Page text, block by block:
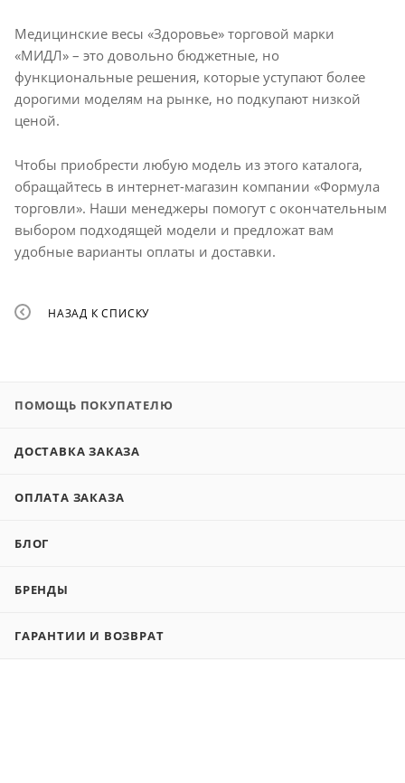
Медицинские весы «Здоровье» торговой марки
«МИДЛ» – это довольно бюджетные, но
функциональные решения, которые уступают более
дорогими моделям на рынке, но подкупают низкой
ценой.
Чтобы приобрести любую модель из этого каталога,
обращайтесь в интернет-магазин компании «Формула
торговли». Наши менеджеры помогут с окончательным
выбором подходящей модели и предложат вам
удобные варианты оплаты и доставки.
НАЗАД К СПИСКУ
ПОМОЩЬ ПОКУПАТЕЛЮ
ДОСТАВКА ЗАКАЗА
ОПЛАТА ЗАКАЗА
БЛОГ
БРЕНДЫ
ГАРАНТИИ И ВОЗВРАТ